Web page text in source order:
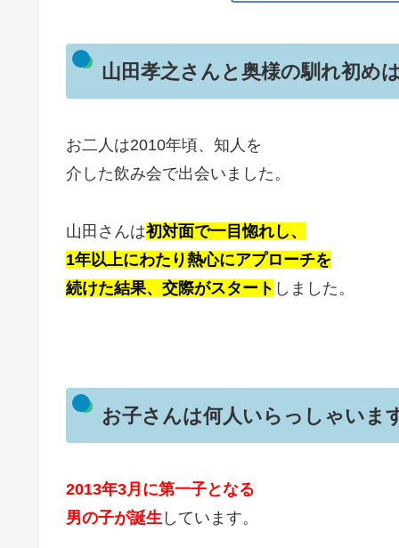
山田孝之さんと奥様の馴れ初め
お二人は2010年頃、知人を
介した飲み会で出会いました。
山田さんは初対面で一目惚れし、
1年以上にわたり熱心にアプローチを
続けた結果、交際がスタート しました。
お子さんは何人いらっしゃいま
2013年3月に第一子となる
男の子が誕生 しています。